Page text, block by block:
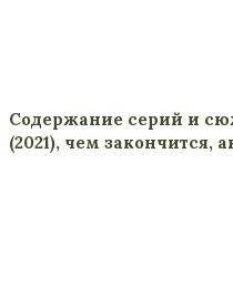
Содержание серий и
(2021), чем закончится,